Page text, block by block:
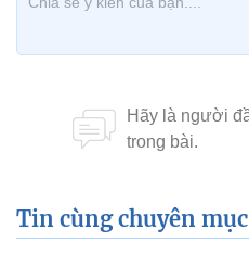
Tin cùng chuyên mục